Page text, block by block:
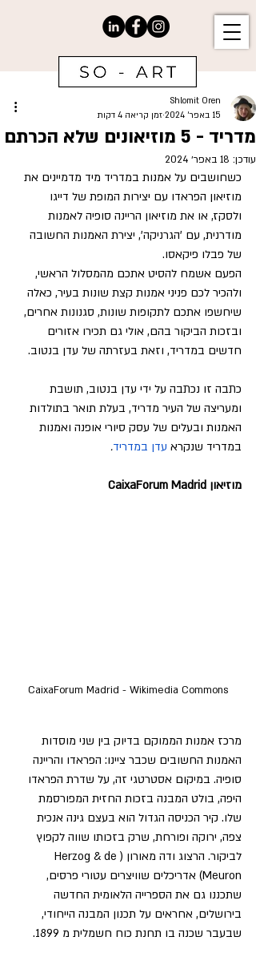
מדריד - 5 מוזיאונים שלא הכרתם
Shlomit Oren
15 באפר׳ 2024
זמן קריאה 4 דקות
עודכן: 18 באפר׳ 2024
כשחושבים על אמנות במדריד מיד מדמיינים את
מוזיאון הפראדו עם יצירות המופת של דייגו
ולסקז, או את מוזיאון הריינה סופיה לאמנות
מודרנית, עם 'הגרניקה', יצירת האמנות החשובה
של פבלו פיקאסו.
הפעם אשמח להסיט אתכם מהמסלול הראשי,
ולהכיר לכם פניני אמנות קצת שונות בעיר, כאלה
שיחשפו אתכם לתקופות שונות, סגנונות אחרים,
ובזכות הביקור בהם, אולי גם תכירו אזורים
חדשים במדריד, וזאת בעזרתה של עדן בנטוב.
כתבה זו נכתבה על ידי עדן בנטוב, תושבת
ומעריצה של העיר מדריד, בעלת תואר בתולדות
האמנות ובעלים של עסק סיורי אופנה ואמנות
במדריד שנקרא עדן במדריד.
מוזיאון CaixaForum Madrid
CaixaForum Madrid - Wikimedia Commons
מרכז אמנות הממוקם בדיוק בין שני מוסדות
האמנות החשובים שכבר ציינו: הפראדו והריינה
סופיה. במיקום אסטרטגי זה, על שדרת הפראדו
היפה, בולט המבנה בזכות החזית המפורסמת
שלו. קיר הכניסה הגדול הוא בעצם גינה אנכית
צפה, ירוקה ופורחת, שרק בזכותו שווה לקפוץ
לביקור. הרצוג ודה מאורון (Herzog & de
Meuron) אדריכלים שוויצרים עטורי פרסים,
שתכננו גם את הספרייה הלאומית החדשה
בירושלים, אחראים על תכנון המבנה הייחודי,
שבעבר שכנה בו תחנת כוח חשמלית מ 1899.